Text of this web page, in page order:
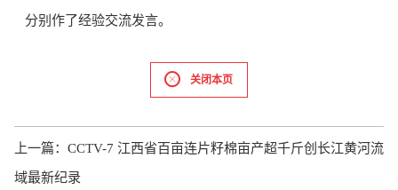
分别作了经验交流发言。
关闭本页
上一篇： CCTV-7 江西省百亩连片籽棉亩产超千斤创长江黄河流
域最新纪录